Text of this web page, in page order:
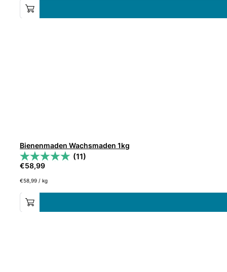
Bienenmaden Wachsmaden 1kg
(11)
€58,99
€58,99 /kg